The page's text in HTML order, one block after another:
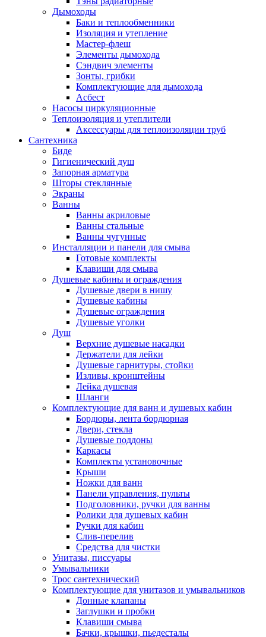
Дымоходы
Баки и теплообменники
Изоляция и утепление
Мастер-флеш
Элементы дымохода
Сэндвич элементы
Зонты, грибки
Комплектующие для дымохода
Асбест
Насосы циркуляционные
Теплоизоляция и утеплители
Аксессуары для теплоизоляции труб
Сантехника
Биде
Гигиенический душ
Запорная арматура
Шторы стеклянные
Экраны
Ванны
Ванны акриловые
Ванны стальные
Ванны чугунные
Инсталляции и панели для смыва
Готовые комплекты
Клавиши для смыва
Душевые кабины и ограждения
Душевые двери в нишу
Душевые кабины
Душевые ограждения
Душевые уголки
Душ
Верхние душевые насадки
Держатели для лейки
Душевые гарнитуры, стойки
Изливы, кронштейны
Лейка душевая
Шланги
Комплектующие для ванн и душевых кабин
Бордюры, лента бордюрная
Двери, стекла
Душевые поддоны
Каркасы
Комплекты установочные
Крыши
Ножки для ванн
Панели управления, пульты
Подголовники, ручки для ванны
Ролики для душевых кабин
Ручки для кабин
Слив-перелив
Средства для чистки
Унитазы, писсуары
Умывальники
Трос сантехнический
Комплектующие для унитазов и умывальников
Донные клапаны
Заглушки и пробки
Клавиши смыва
Бачки, крышки, пьедесталы